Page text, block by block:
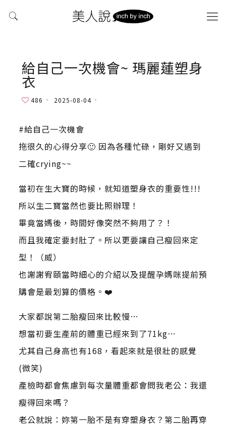
給自己一次機會~ 瑪麗蓮塑身
衣
486 2025-08-04
#給自己一次機會
拖很久的心得分享🙂 因為各種忙碌，剛好又遇到
二確crying~~
當初在生大寶的時候，就知道塑身衣的重要性!!!
所以生二寶當然也要比照辦理！
畢竟當媽後，時間好像突然不夠用了？！
而且我確定要封肚了。所以更要讓自己瘦回來定
型！（威）
也謝謝宥頤當時細心的介紹以及提醒孕媽咪提前預
購會是最划算的價格。❤️
大家都說第二胎瘦回來比較慢…
想當初要生產前的體重已經來到了71kg…
尤其自己身高也有168，看起來就是很壯的感覺
(微笑)
產檢時都會焦慮到每次量體重都會問我老公：我還
瘦得回來嗎？
老公就說：妳第一胎不是有穿塑身衣？第二胎再穿